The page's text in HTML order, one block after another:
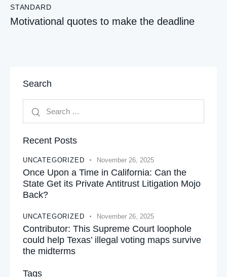
STANDARD
Motivational quotes to make the deadline
Search
Recent Posts
UNCATEGORIZED November 26, 2025
Once Upon a Time in California: Can the
State Get its Private Antitrust Litigation Mojo
Back?
UNCATEGORIZED November 26, 2025
Contributor: This Supreme Court loophole
could help Texas’ illegal voting maps survive
the midterms
Tags